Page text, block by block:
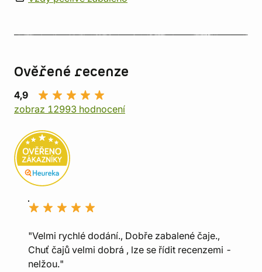
Ověřené recenze
4,9
zobraz 12993 hodnocení
"Velmi rychlé dodání., Dobře zabalené čaje.,
Chuť čajů velmi dobrá , lze se řídit recenzemi -
nelžou."